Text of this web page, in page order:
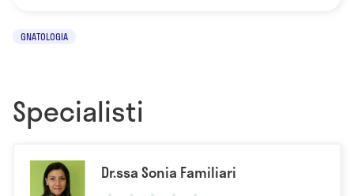
GNATOLOGIA
Specialisti
Dr.ssa Sonia Familiari